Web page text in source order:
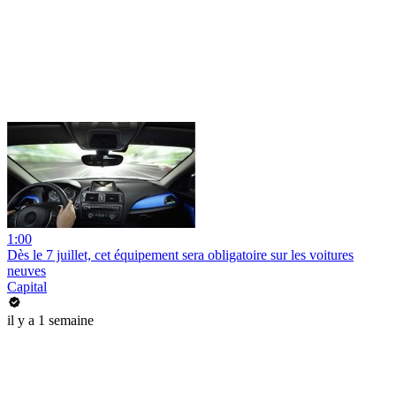
1:00
Dès le 7 juillet, cet équipement sera obligatoire sur les voitures
neuves
Capital
il y a 1 semaine